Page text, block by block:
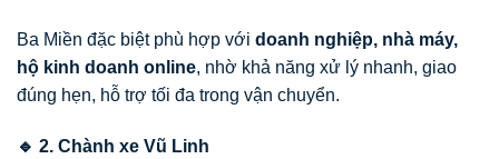
Ba Miền đặc biệt phù hợp với doanh nghiệp, nhà máy,
hộ kinh doanh online, nhờ khả năng xử lý nhanh, giao
đúng hẹn, hỗ trợ tối đa trong vận chuyển.
🔹 2. Chành xe Vũ Linh